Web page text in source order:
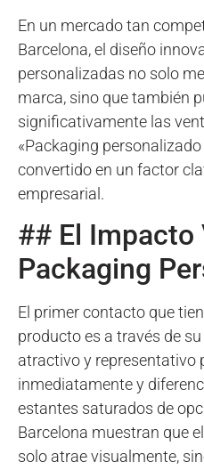
En un mercado tan
Barcelona, el diseño
personalizadas no solo
marca, sino que también
significativamente las
«Packaging
convertido en un factor
empresarial.
## El Impacto
Packaging
El primer contacto que
producto es a través de
atractivo y representativo
inmediatamente y
estantes saturados de
Barcelona muestran que
solo atrae visualmente,